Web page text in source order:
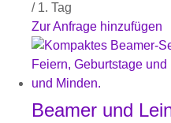
/ 1. Tag
Zur Anfrage hinzufügen
Beamer und